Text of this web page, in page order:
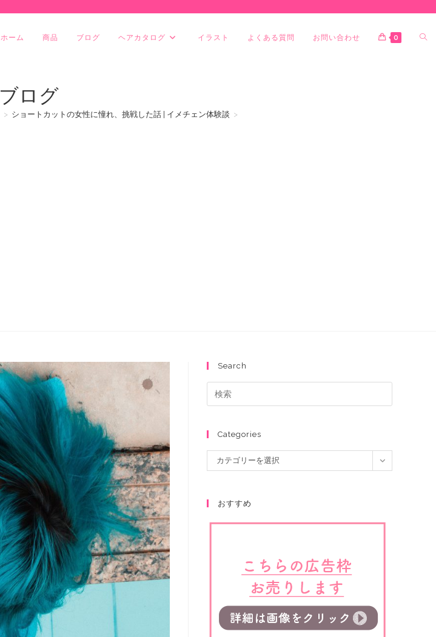
ホーム 商品 ブログ ヘアカタログ イラスト よくある質問 お問い合わせ 0
ブログ
> ショートカットの女性に憧れ、挑戦した話 | イメチェン体験談 >
Search
Categories
カテゴリーを選択
おすすめ